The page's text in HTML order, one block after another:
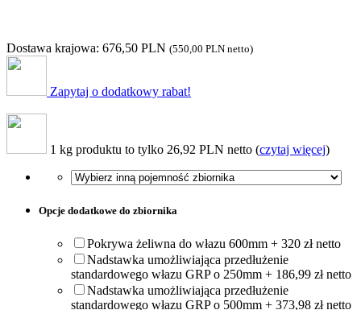
Dostawa krajowa: 676,50 PLN (550,00 PLN netto)
Zapytaj o dodatkowy rabat!
1 kg produktu to tylko 26,92 PLN netto (czytaj więcej)
Opcje dodatkowe do zbiornika
Pokrywa żeliwna do włazu 600mm + 320 zł netto
Nadstawka umożliwiająca przedłużenie
standardowego włazu GRP o 250mm + 186,99 zł netto
Nadstawka umożliwiająca przedłużenie
standardowego włazu GRP o 500mm + 373,98 zł netto